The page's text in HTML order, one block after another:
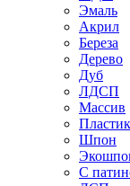
Эмаль
Акрил
Береза
Дерево
Дуб
ЛДСП
Массив
Пластик
Шпон
С